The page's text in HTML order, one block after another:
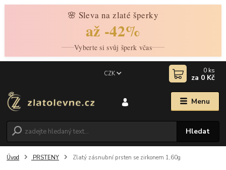
🌸 Sleva na zlaté šperky
až -42%
Vyberte si svůj šperk včas
Menu
CZK
Hledat
0 ks
za 0 Kč
Úvod PRSTENY Zlatý zásnubní prsten se zirkonem 1,60g